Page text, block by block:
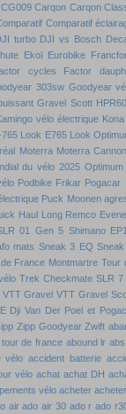
CG009 Carqon Carqon
Comparatif
turbo DJI vs Bosch
Ekoï Eurobike
cycles Factor
303sw Goodyear
Gravel Scott HPR60
vélo électrique
765 Look E765 Look
Moterra Moterra
du vélo 2025 Optimum
Podbike Frikar Pogacar
Puck Moonen
Haul Long Remco
01 Gen 5 Shimano
mats Sneak 3 EQ
France Montmartre Tour
Trek Checkmate SLR 7
VTT Gravel VTT Gravel
Dji Van Der Poel et
Zipp Goodyear Zwift
de france abound lr
vélo accident batterie
vélo achat achat DH
vélo acheter
air ado air 30 ado r ado